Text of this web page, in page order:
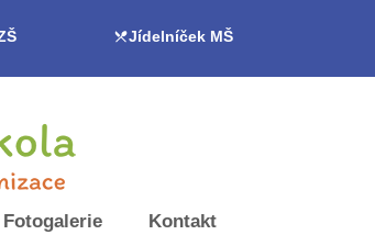
Jídelníček MŠ
Fotogalerie Kontakt